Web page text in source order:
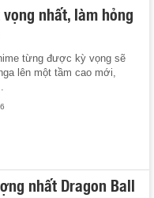
nhất, làm hỏng
từng được kỳ vọng sẽ
lên một tầm cao mới,
nhất Dragon Ball